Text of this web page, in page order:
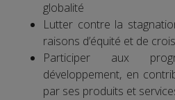
globalité
Lutter contre la
raisons d’équité et de
Participer aux
développement, en
par ses produits et